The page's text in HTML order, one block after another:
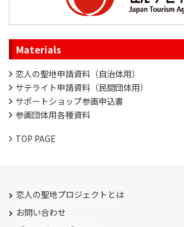
Materials
恋人の聖地申請資料（自治体用）
サテライト申請資料（民間団体用）
サポートショップ参画申込書
参画団体用各種資料
TOP PAGE
恋人の聖地プロジェクトとは
お問い合わせ